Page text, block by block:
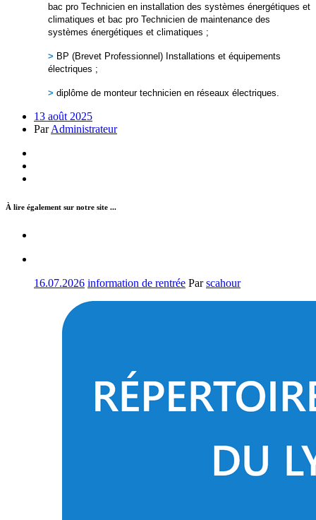
bac pro Technicien en installation des systèmes énergétiques et
climatiques et bac pro Technicien de maintenance des
systèmes énergétiques et climatiques ;
> BP (Brevet Professionnel) Installations et équipements
électriques ;
> diplôme de monteur technicien en réseaux électriques.
13 août 2025
ParAdministrateur
À lire également sur notre site ...
16.07.2026 information de rentrée Parscahour